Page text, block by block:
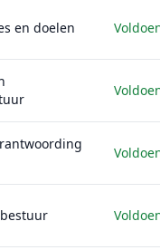
en doelen